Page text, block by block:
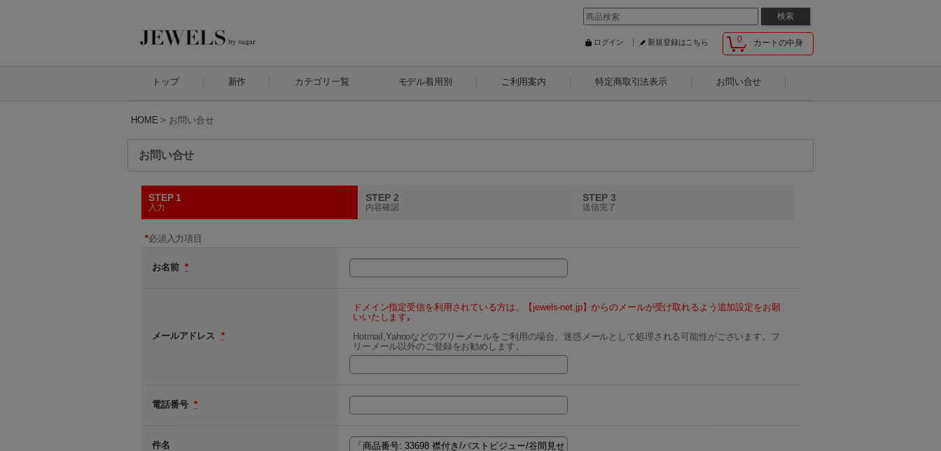
0 カートの中身
ログイン 新規登録はこちら
トップ 新作 カテゴリ一覧 モデル着用別 ご利用案内 特定商取引法表示 お問い合せ
HOME > お問い合せ
お問い合せ
STEP 1
入力
STEP 2
内容確認
STEP 3
送信完了
*必須入力項目
お名前 *
メールアドレス *
ドメイン指定受信を利用されている方は、【jewels-net.jp】からのメールが受け取れるよう追加設定をお願
いいたします｡
Hotmail,Yahooなどのフリーメールをご利用の場合、迷惑メールとして処理される可能性がございます。フ
リーメール以外のご登録をお勧めします。
電話番号 *
件名